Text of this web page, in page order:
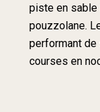
piste en
pouzzolane.
performant de
courses en